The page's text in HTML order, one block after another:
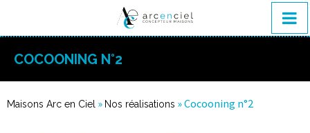
COCOONING N°2
Maisons Arc en Ciel » Nos réalisations »Cocooning n°2